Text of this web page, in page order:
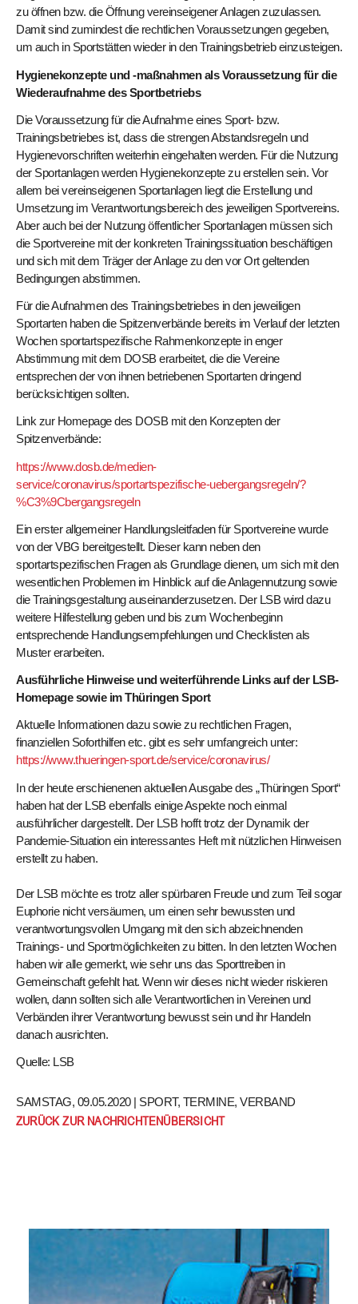
zu öffnen bzw. die Öffnung vereinseigener Anlagen zuzulassen.
Damit sind zumindest die rechtlichen Voraussetzungen gegeben,
um auch in Sportstätten wieder in den Trainingsbetrieb einzusteigen.
Hygienekonzepte und -maßnahmen als Voraussetzung für die
Wiederaufnahme des Sportbetriebs
Die Voraussetzung für die Aufnahme eines Sport- bzw.
Trainingsbetriebes ist, dass die strengen Abstandsregeln und
Hygienevorschriften weiterhin eingehalten werden. Für die Nutzung
der Sportanlagen werden Hygienekonzepte zu erstellen sein. Vor
allem bei vereinseigenen Sportanlagen liegt die Erstellung und
Umsetzung im Verantwortungsbereich des jeweiligen Sportvereins.
Aber auch bei der Nutzung öffentlicher Sportanlagen müssen sich
die Sportvereine mit der konkreten Trainingssituation beschäftigen
und sich mit dem Träger der Anlage zu den vor Ort geltenden
Bedingungen abstimmen.
Für die Aufnahmen des Trainingsbetriebes in den jeweiligen
Sportarten haben die Spitzenverbände bereits im Verlauf der letzten
Wochen sportartspezifische Rahmenkonzepte in enger
Abstimmung mit dem DOSB erarbeitet, die die Vereine
entsprechen der von ihnen betriebenen Sportarten dringend
berücksichtigen sollten.
Link zur Homepage des DOSB mit den Konzepten der
Spitzenverbände:
https://www.dosb.de/medien-
service/coronavirus/sportartspezifische-uebergangsregeln/?
%C3%9Cbergangsregeln
Ein erster allgemeiner Handlungsleitfaden für Sportvereine wurde
von der VBG bereitgestellt. Dieser kann neben den
sportartspezifischen Fragen als Grundlage dienen, um sich mit den
wesentlichen Problemen im Hinblick auf die Anlagennutzung sowie
die Trainingsgestaltung auseinanderzusetzen. Der LSB wird dazu
weitere Hilfestellung geben und bis zum Wochenbeginn
entsprechende Handlungsempfehlungen und Checklisten als
Muster erarbeiten.
Ausführliche Hinweise und weiterführende Links auf der LSB-
Homepage sowie im Thüringen Sport
Aktuelle Informationen dazu sowie zu rechtlichen Fragen,
finanziellen Soforthilfen etc. gibt es sehr umfangreich unter:
https://www.thueringen-sport.de/service/coronavirus/
In der heute erschienenen aktuellen Ausgabe des „Thüringen Sport“
haben hat der LSB ebenfalls einige Aspekte noch einmal
ausführlicher dargestellt. Der LSB hofft trotz der Dynamik der
Pandemie-Situation ein interessantes Heft mit nützlichen Hinweisen
erstellt zu haben.
Der LSB möchte es trotz aller spürbaren Freude und zum Teil sogar
Euphorie nicht versäumen, um einen sehr bewussten und
verantwortungsvollen Umgang mit den sich abzeichnenden
Trainings- und Sportmöglichkeiten zu bitten. In den letzten Wochen
haben wir alle gemerkt, wie sehr uns das Sporttreiben in
Gemeinschaft gefehlt hat. Wenn wir dieses nicht wieder riskieren
wollen, dann sollten sich alle Verantwortlichen in Vereinen und
Verbänden ihrer Verantwortung bewusst sein und ihr Handeln
danach ausrichten.
Quelle: LSB
SAMSTAG, 09.05.2020 | SPORT, TERMINE, VERBAND
ZURÜCK ZUR NACHRICHTENÜBERSICHT